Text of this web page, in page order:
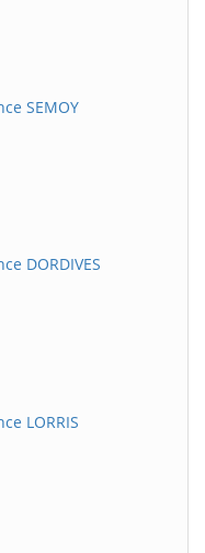
SEMOY
DORDIVES
LORRIS